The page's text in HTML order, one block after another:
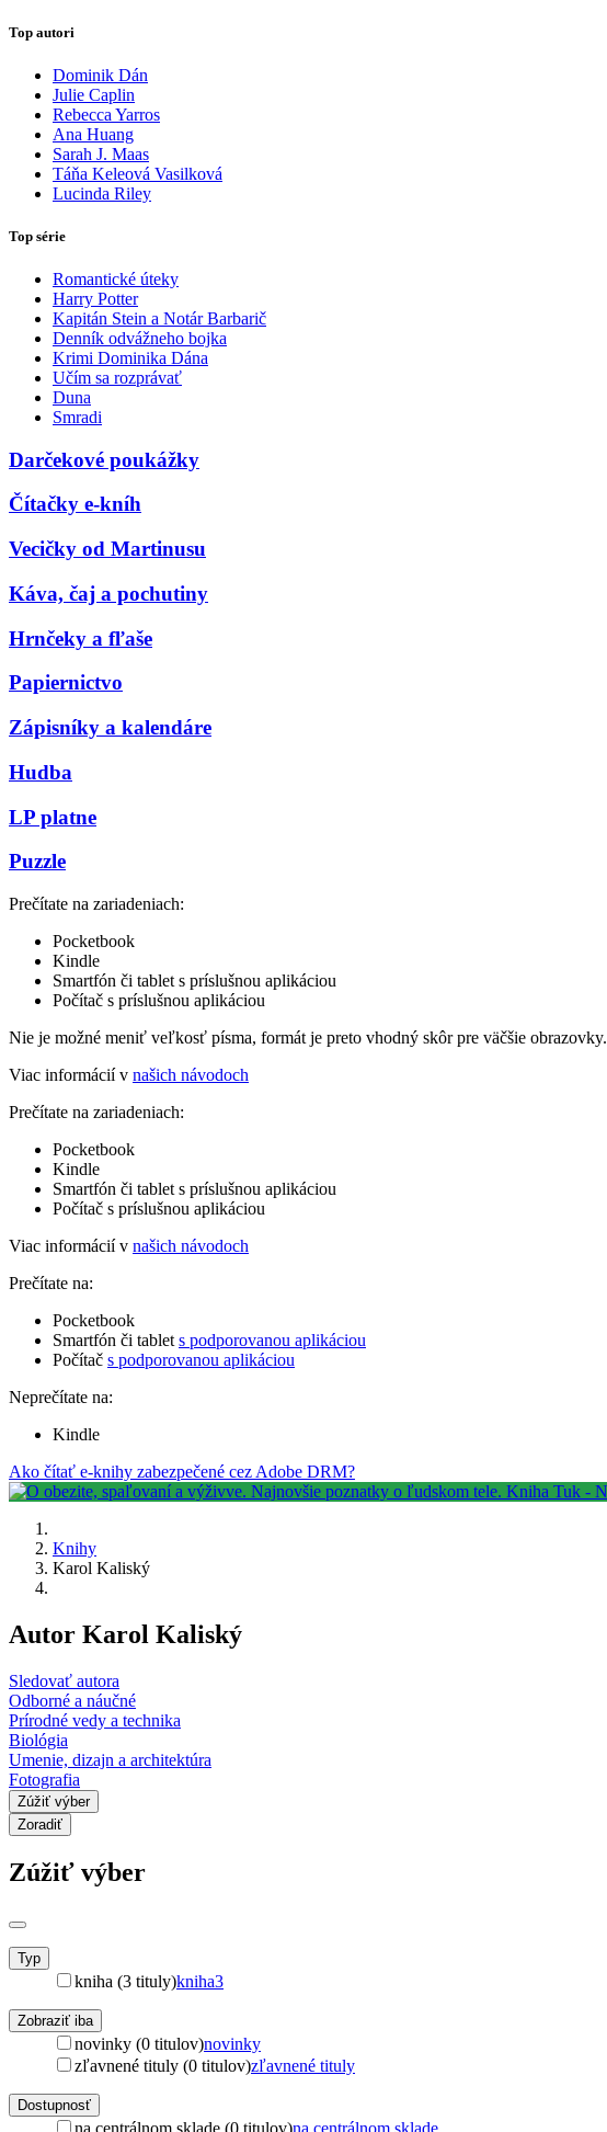
Top autori
Dominik Dán
Julie Caplin
Rebecca Yarros
Ana Huang
Sarah J. Maas
Táňa Keleová Vasilková
Lucinda Riley
Top série
Romantické úteky
Harry Potter
Kapitán Stein a Notár Barbarič
Denník odvážneho bojka
Krimi Dominika Dána
Učím sa rozprávať
Duna
Smradi
Darčekové poukážky
Čítačky e-kníh
Vecičky od Martinusu
Káva, čaj a pochutiny
Hrnčeky a fľaše
Papiernictvo
Zápisníky a kalendáre
Hudba
LP platne
Puzzle
Prečítate na zariadeniach:
Pocketbook
Kindle
Smartfón či tablet s príslušnou aplikáciou
Počítač s príslušnou aplikáciou
Nie je možné meniť veľkosť písma, formát je preto vhodný skôr pre väčšie obrazovky.
Viac informácií v našich návodoch
Prečítate na zariadeniach:
Pocketbook
Kindle
Smartfón či tablet s príslušnou aplikáciou
Počítač s príslušnou aplikáciou
Viac informácií v našich návodoch
Prečítate na:
Pocketbook
Smartfón či tablet s podporovanou aplikáciou
Počítač s podporovanou aplikáciou
Neprečítate na:
Kindle
Ako čítať e-knihy zabezpečené cez Adobe DRM?
Knihy
Karol Kaliský
Autor Karol Kaliský
Sledovať autora
Odborné a náučné
Prírodné vedy a technika
Biológia
Umenie, dizajn a architektúra
Fotografia
Zúžiť výber
Zoradiť
Zúžiť výber
Typ
kniha (3 tituly)kniha3
Zobraziť iba
novinky (0 titulov)novinky
zľavnené tituly (0 titulov)zľavnené tituly
Dostupnosť
na centrálnom sklade (0 titulov)na centrálnom sklade